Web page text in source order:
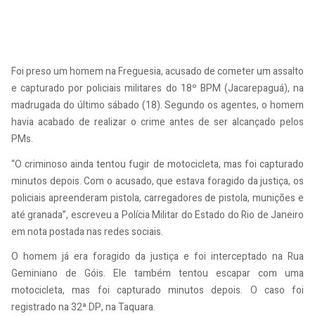
Foi preso um homem na Freguesia, acusado de cometer um assalto
e capturado por policiais militares do 18º BPM (Jacarepaguá), na
madrugada do último sábado (18). Segundo os agentes, o homem
havia acabado de realizar o crime antes de ser alcançado pelos
PMs.
“O criminoso ainda tentou fugir de motocicleta, mas foi capturado
minutos depois. Com o acusado, que estava foragido da justiça, os
policiais apreenderam pistola, carregadores de pistola, munições e
até granada”, escreveu a Polícia Militar do Estado do Rio de Janeiro
em nota postada nas redes sociais.
O homem já era foragido da justiça e foi interceptado na Rua
Geminiano de Góis. Ele também tentou escapar com uma
motocicleta, mas foi capturado minutos depois. O caso foi
registrado na 32ª DP, na Taquara.